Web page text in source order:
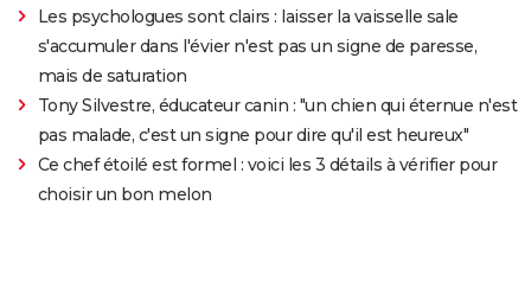
Les psychologues sont clairs : laisser la vaisselle sale
s'accumuler dans l'évier n'est pas un signe de paresse,
mais de saturation
Tony Silvestre, éducateur canin : "un chien qui éternue n'est
pas malade, c'est un signe pour dire qu'il est heureux"
Ce chef étoilé est formel : voici les 3 détails à vérifier pour
choisir un bon melon